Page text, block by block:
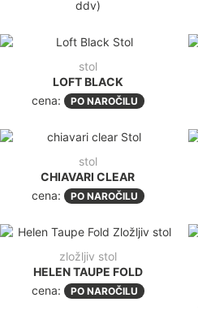
ddv)
stol
LOFT BLACK
cena:
PO NAROČILU
stol
CHIAVARI CLEAR
cena:
PO NAROČILU
zložljiv stol
HELEN TAUPE FOLD
cena:
PO NAROČILU